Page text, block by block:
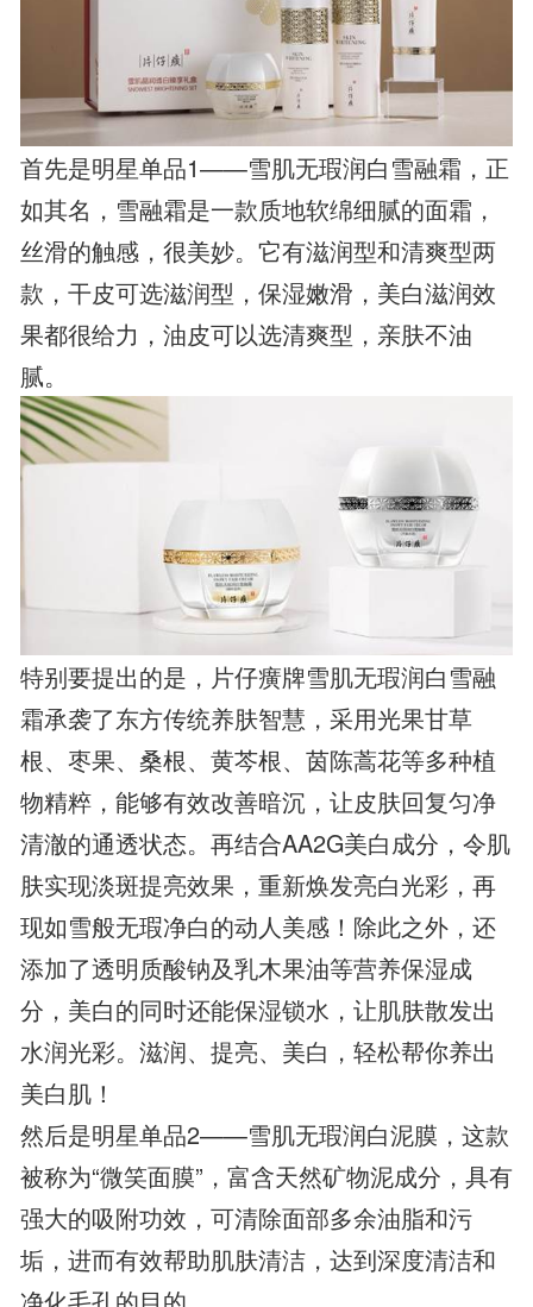
首先是明星单品1——雪肌无瑕润白雪融霜，正
如其名，雪融霜是一款质地软绵细腻的面霜，
丝滑的触感，很美妙。它有滋润型和清爽型两
款，干皮可选滋润型，保湿嫩滑，美白滋润效
果都很给力，油皮可以选清爽型，亲肤不油
腻。
特别要提出的是，片仔癀牌雪肌无瑕润白雪融
霜承袭了东方传统养肤智慧，采用光果甘草
根、枣果、桑根、黄芩根、茵陈蒿花等多种植
物精粹，能够有效改善暗沉，让皮肤回复匀净
清澈的通透状态。再结合AA2G美白成分，令肌
肤实现淡斑提亮效果，重新焕发亮白光彩，再
现如雪般无瑕净白的动人美感！除此之外，还
添加了透明质酸钠及乳木果油等营养保湿成
分，美白的同时还能保湿锁水，让肌肤散发出
水润光彩。滋润、提亮、美白，轻松帮你养出
美白肌！
然后是明星单品2——雪肌无瑕润白泥膜，这款
被称为“微笑面膜”，富含天然矿物泥成分，具有
强大的吸附功效，可清除面部多余油脂和污
垢，进而有效帮助肌肤清洁，达到深度清洁和